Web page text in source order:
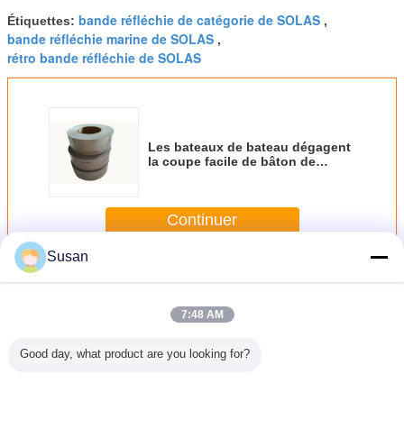
Étiquettes: bande réfléchie de catégorie de SOLAS ,
bande réfléchie marine de SOLAS ,
rétro bande réfléchie de SOLAS
Les bateaux de bateau dégagent
la coupe facile de bâton de
petit pain
Continuer
PlusBande réfléchie de SOLAS
Susan
7:48 AM
Good day, what product are you looking for?